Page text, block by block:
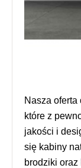
Nasza
które z
jakości i
się kabiny
brodziki